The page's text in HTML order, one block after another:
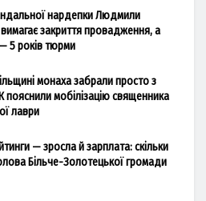
нардепки Людмили
закриття провадження, а
5 років тюрми
монаха забрали просто з
пояснили мобілізацію священника
лаври
— зросла й зарплата: скільки
Більче-Золотецької громади